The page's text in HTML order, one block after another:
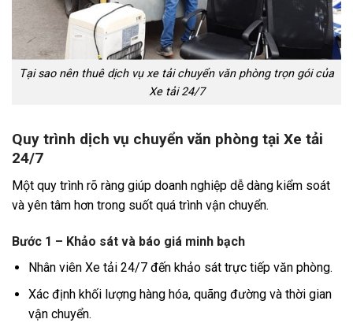
Tại sao nên thuê dịch vụ xe tải chuyển văn phòng trọn gói của
Xe tải 24/7
Quy trình dịch vụ chuyển văn phòng tại Xe tải
24/7
Một quy trình rõ ràng giúp doanh nghiệp dễ dàng kiểm soát
và yên tâm hơn trong suốt quá trình vận chuyển.
Bước 1 – Khảo sát và báo giá minh bạch
Nhân viên Xe tải 24/7 đến khảo sát trực tiếp văn phòng.
Xác định khối lượng hàng hóa, quãng đường và thời gian
vận chuyển.